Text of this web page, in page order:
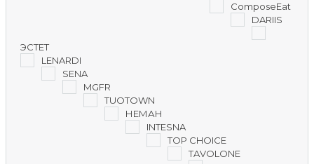
ComposeEat
DARIIS
ЭСТЕТ
LENARDI
SENA
MGFR
TUOTOWN
НЕМАН
INTESNA
TOP CHOICE
TAVOLONE